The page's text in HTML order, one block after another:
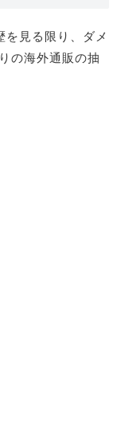
見る限り、ダメ
の海外通販の抽